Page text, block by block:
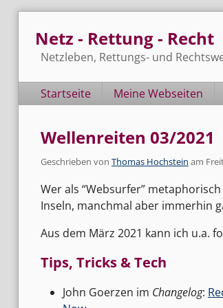
Netz - Rettung - Recht
Netzleben, Rettungs- und
Navigation
Startseite Meine Webseiten
Wellenreiten 03/2021
Geschrieben von Thomas Hochstein am
Wer als “Websurfer”
Inseln, manchmal aber immerhin
Aus dem März 2021 kann ich u.a.
Tips, Tricks & Tech
John Goerzen im Changelog: